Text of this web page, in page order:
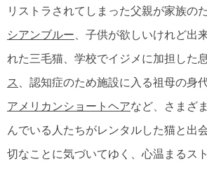
リストラされてしまった父親が家族の
シアンブルー 、子供が欲しいけれど出
れた三毛猫、学校でイジメに加担した
ス
、認知症のため施設に入る祖母の身
アメリカンショートヘアなど、さまざ
んでいる人たちがレンタルした猫と出
切なことに気づいてゆく、心温まるス